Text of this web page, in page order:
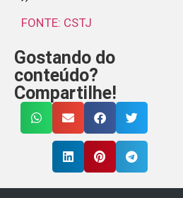
FONTE: CSTJ
Gostando do
conteúdo?
Compartilhe!